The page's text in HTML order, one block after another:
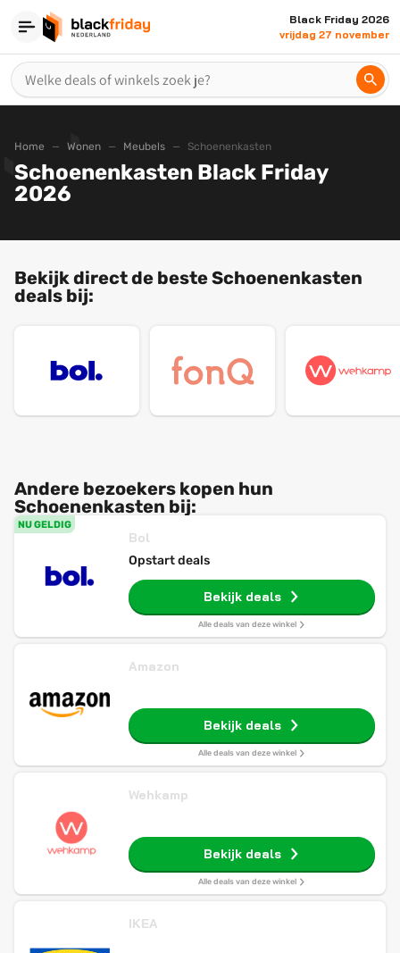
Black Friday 2026
vrijdag 27 november
Home Wonen Meubels Schoenenkasten
Schoenenkasten Black Friday
2026
Bekijk direct de beste Schoenenkasten
deals bij:
Andere bezoekers kopen hun
Schoenenkasten bij:
NU GELDIG
Bol
Opstart deals
Bekijk deals
Alle deals van deze winkel
Amazon
Bekijk deals
Alle deals van deze winkel
Wehkamp
Bekijk deals
Alle deals van deze winkel
IKEA